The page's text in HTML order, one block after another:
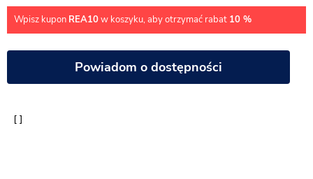
Wpisz kupon REA10w koszyku, aby otrzymać rabat 10 %
Powiadom o dostępności